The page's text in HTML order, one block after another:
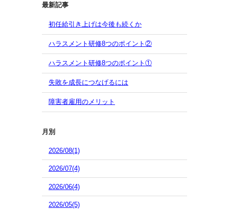
最新記事
初任給引き上げは今後も続くか
ハラスメント研修8つのポイント②
ハラスメント研修8つのポイント①
失敗を成長につなげるには
障害者雇用のメリット
月別
2026/08(1)
2026/07(4)
2026/06(4)
2026/05(5)